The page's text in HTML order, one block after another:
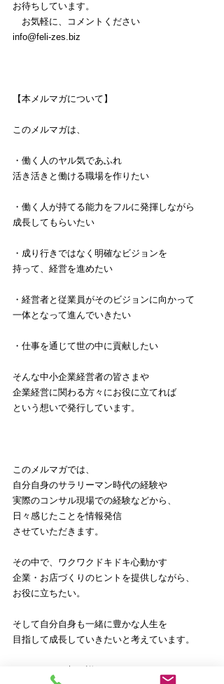
お待ちしています。
お気軽に、コメントください
info@feli-zes.biz
【本メルマガについて】
このメルマガは、
・働く人のヤル気であふれ
活き活きと働ける職場を作りたい
・働く人が持てる能力をフルに発揮しながら
成長してもらいたい
・成り行きではなく明確なビジョンを
持って、経営を進めたい
・経営者と従業員がそのビジョンに向かって
一体となって進んでいきたい
・仕事を通じて世の中に貢献したい
そんな中小企業経営者の皆さまや
企業経営に関わる方々にお役に立てれば
という想いで発行しています。
このメルマガでは、
自分自身のサラリーマン時代の経験や
実際のコンサル現場での経験などから、
日々感じたことを情報発信
させていただきます。
その中で、ワクワクドキドキ心動かす
企業・お店づくりのヒントを提供しながら、
お役に立ちたい。
そして自分自身も一緒に豊かな人生を
目指して成長していきたいと考えています。